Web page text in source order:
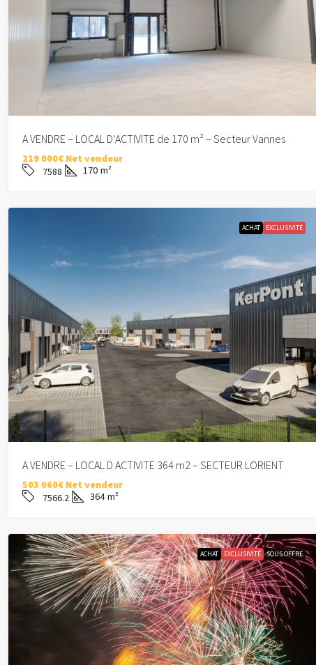
A VENDRE – LOCAL D’ACTIVITE de 170 m² – Secteur Vannes
219 000€ Net vendeur
7588
170 m²
ACHAT EXCLUSIVITÉ
A VENDRE – LOCAL D ACTIVITE 364 m2 – SECTEUR LORIENT
503 060€ Net vendeur
7566.2
364 m²
ACHAT EXCLUSIVITÉ SOUS OFFRE
m² – VANNES